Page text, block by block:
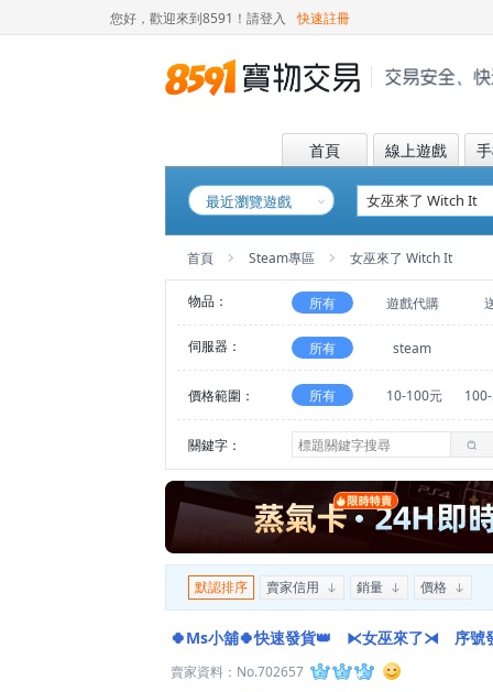
您好，歡迎來到8591！ 請登入 快速註冊
首頁 線上遊戲
最近瀏覽遊戲
首頁 Steam專區 女巫來了 Witch It
物品： 所有 遊戲代購
伺服器： 所有 steam
價格範圍： 所有 10-100元
關鍵字：
默認排序 賣家信用 銷量 價格
🍀Ms小舖🍀快速發貨👑 ⧔女巫來了⧕ 序號
賣家資料： No.702657